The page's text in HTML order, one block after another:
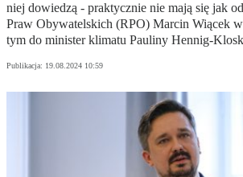
niej dowiedzą - praktycznie nie mają się jak
Praw Obywatelskich (RPO) Marcin Wiącek
tym do minister klimatu Pauliny Hennig-
Publikacja: 19.08.2024 10:59